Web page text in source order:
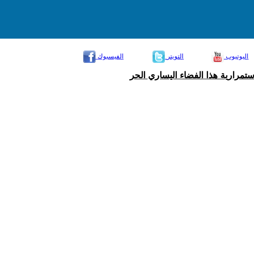
الفيسبوك
التويتر اليوتيوب
هذا الفضاء اليساري الحر